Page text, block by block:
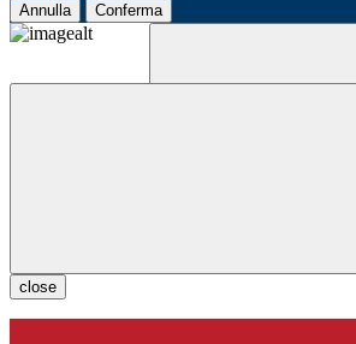
Annulla Conferma
close